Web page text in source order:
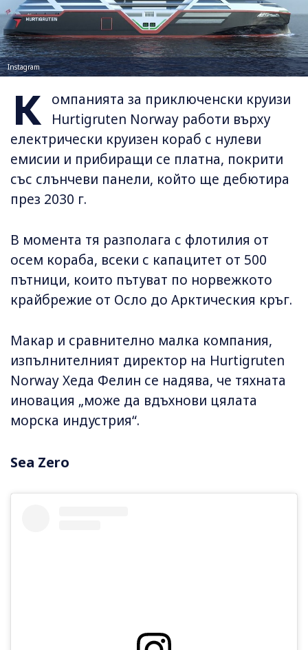
Instagram
К
омпанията за приключенски круизи
Hurtigruten Norway работи върху
електрически круизен кораб с нулеви
емисии и прибиращи се платна, покрити
със слънчеви панели, който ще дебютира
през 2030 г.
В момента тя разполага с флотилия от
осем кораба, всеки с капацитет от 500
пътници, които пътуват по норвежкото
крайбрежие от Осло до Арктическия кръг.
Макар и сравнително малка компания,
изпълнителният директор на Hurtigruten
Norway Хеда Фелин се надява, че тяхната
иновация „може да вдъхнови цялата
морска индустрия“.
Sea Zero